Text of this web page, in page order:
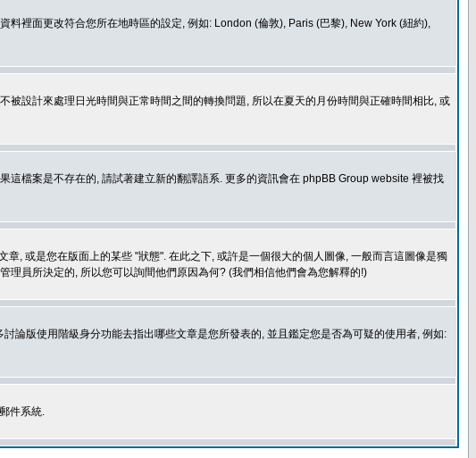
裡面更改符合您所在地時區的設定, 例如: London (倫敦), Paris (巴黎), New York (紐約),
設計來處理日光時間與正常時間之間的轉換問題, 所以在夏天的月份時間與正確時間相比, 或
檔案是不存在的, 請試著建立新的翻譯語系. 更多的資訊會在 phpBB Group website 裡被找
, 或是您在版面上的某些 "狀態". 在此之下, 或許是一個很大的個人圖像, 一般而言這圖像是獨
理員所決定的, 所以您可以詢間他們原因為何? (我們相信他們會為您解釋的!)
論版使用階級身分功能去指出哪些文章是您所發表的, 並且鑑定您是否為可疑的使用者, 例如:
件系統.